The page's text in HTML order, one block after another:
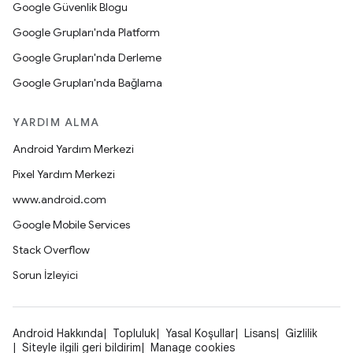
Google Güvenlik Blogu
Google Grupları'nda Platform
Google Grupları'nda Derleme
Google Grupları'nda Bağlama
YARDIM ALMA
Android Yardım Merkezi
Pixel Yardım Merkezi
www.android.com
Google Mobile Services
Stack Overflow
Sorun İzleyici
Android Hakkında Topluluk Yasal Koşullar Lisans
Gizlilik
Siteyle ilgili geri bildirim
Manage cookies